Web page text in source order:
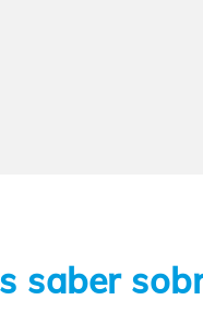
saber